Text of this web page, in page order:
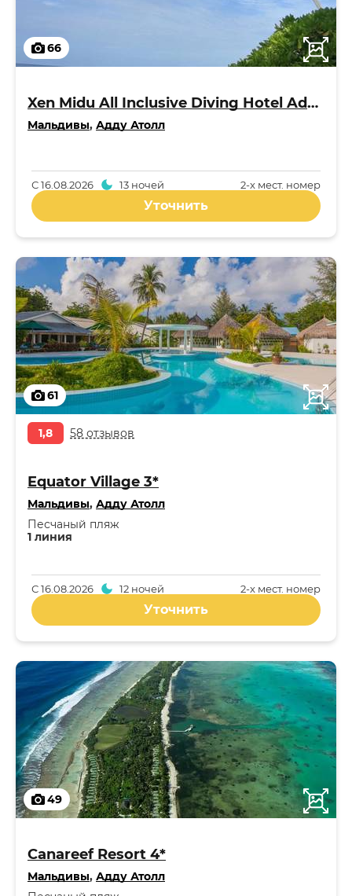
66
Xen Midu All Inclusive Diving Hotel Addu Maldives 3*
Мальдивы, Адду Атолл
2-x мест. номер
С16.08.2026 13 ночей
Уточнить
61
1,8 58 отзывов
Equator Village 3*
Мальдивы, Адду Атолл
1 линия
Песчаный пляж
2-x мест. номер
С16.08.2026 12 ночей
Уточнить
49
Canareef Resort 4*
Мальдивы, Адду Атолл